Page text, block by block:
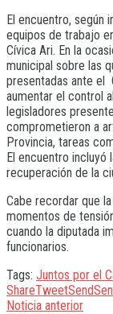
El encuentro, según
equipos de trabajo
Cívica Ari. En la
municipal sobre las
presentadas ante el
aumentar el control
legisladores
comprometieron a
Provincia, tareas
El encuentro incluyó
recuperación de la
Cabe recordar que
momentos de
cuando la diputada
funcionarios.
Tags: Juntos por el
ShareTweetSend
Noticia anterior